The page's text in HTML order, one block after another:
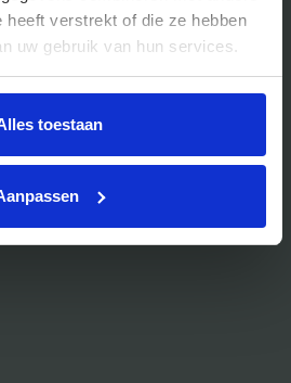
heeft verstrekt of die ze hebben
uw gebruik van hun services.
toestaan